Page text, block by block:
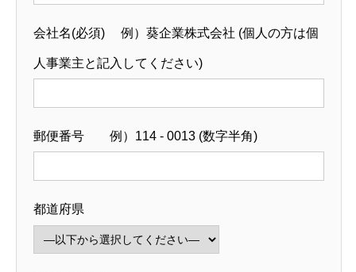
会社名(必須) 例）葵企業株式会社 (個人の方は個
人事業主と記入してください)
郵便番号 例）114 - 0013 (数字半角)
都道府県